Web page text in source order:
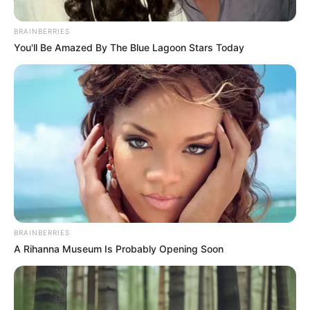
Fiscalia General de la Nación
Condena a tres hombres por hurto en Manizales
Por:Sergio Cuervo
Enero 30, 2021
COMPARTIR
BRAINBERRIES
You'll Be Amazed By The Blue Lagoon Stars Today
BRAINBERRIES
A Rihanna Museum Is Probably Opening Soon